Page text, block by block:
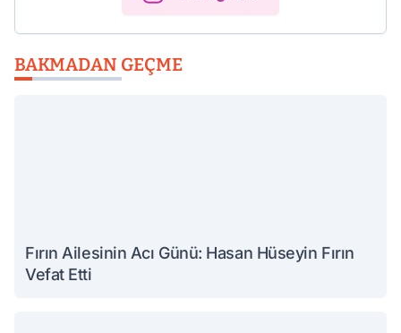
BAKMADAN GEÇME
Fırın Ailesinin Acı Günü: Hasan Hüseyin Fırın
Vefat Etti